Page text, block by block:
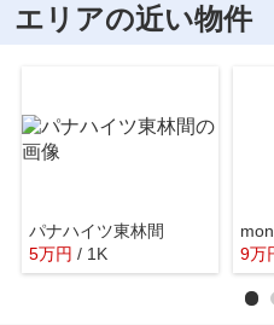
エリアの近い物件
パナハイツ東林間
5万円 / 1K
9万